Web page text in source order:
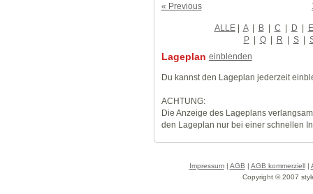
« Previous
ALLE| A | B | C | D | E
P | Q | R | S |
Lageplan einblenden
Du kannst den Lageplan jederzeit
ACHTUNG:
Die Anzeige des Lageplans
den Lageplan nur bei einer schnellen
Impressum| AGB | AGB kommerziell|
Copyright © 2007